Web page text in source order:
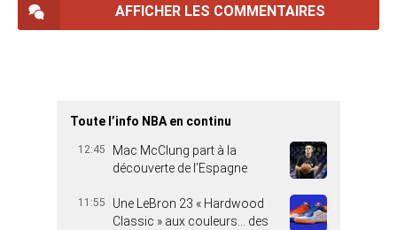
AFFICHER LES COMMENTAIRES
Toute l’info NBA en continu
12:45
Mac McClung part à la
découverte de l’Espagne
11:55
Une LeBron 23 « Hardwood
Classic » aux couleurs… des